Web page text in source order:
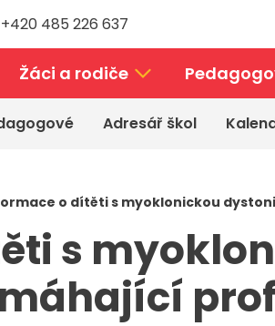
+420 485 226 637
Žáci a rodiče
Adresář škol
o dítěti s myoklonickou
s